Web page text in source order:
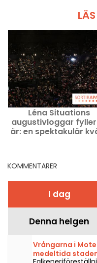
Léna Situations
augustivloggar fyller
år: en spektakulär
KOMMENTARER
I dag
Denna helgen
Vrångarna i
medeltida